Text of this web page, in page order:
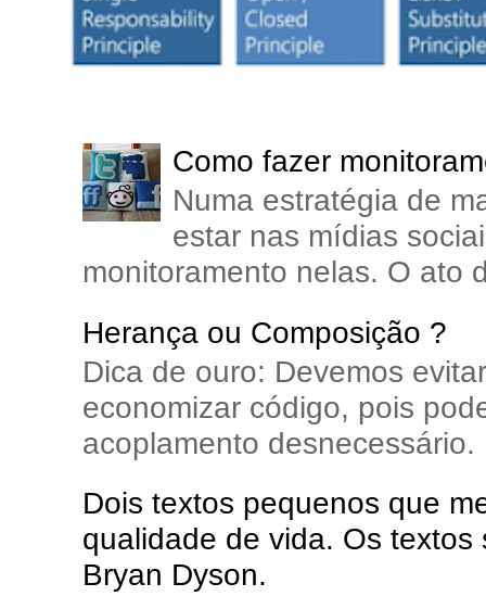
Como fazer
Numa estratégia de
estar nas mídias
monitoramento nelas. O ato
Herança ou Composição ?
Dica de ouro: Devemos
economizar código, pois
acoplamento
Dois textos pequenos que
qualidade de vida. Os
Bryan Dyson.